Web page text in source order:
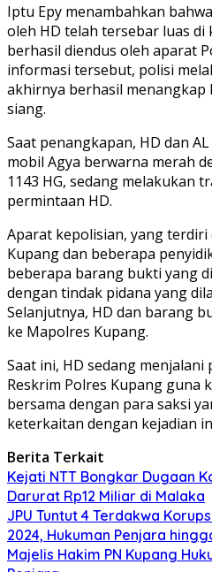
Iptu Epy menambahkan
oleh HD telah tersebar luas di
berhasil diendus oleh aparat
informasi tersebut, polisi
akhirnya berhasil menangkap
siang.
Saat penangkapan, HD dan
mobil Agya berwarna merah
1143 HG, sedang melakukan
permintaan HD.
Aparat kepolisian, yang terdiri
Kupang dan beberapa
beberapa barang bukti yang
dengan tindak pidana yang
Selanjutnya, HD dan barang
ke Mapolres Kupang.
Saat ini, HD sedang
Reskrim Polres Kupang guna
bersama dengan para saksi
keterkaitan dengan kejadian
Berita Terkait
Kejati NTT Bongkar Dugaan
Darurat Rp12 Miliar di Malaka
JPU Tuntut 4 Terdakwa
2024, Hukuman Penjara
Majelis Hakim PN Kupang